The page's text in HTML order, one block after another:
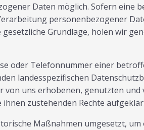
Daten möglich. Sofern eine
personenbezogener
Grundlage, holen wir
oder Telefonnummer einer
landesspezifischen
uns erhobenen, genutzten
zustehenden Rechte
Maßnahmen umgesetzt, um